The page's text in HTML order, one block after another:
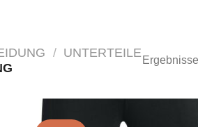
/ UNTERTEILE